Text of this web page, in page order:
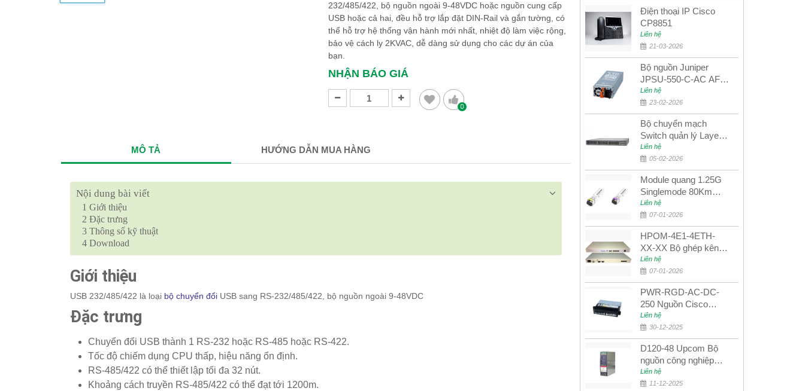
232/485/422, bộ nguồn ngoài 9-48VDC hoặc nguồn cung cấp
USB hoặc cả hai, đều hỗ trợ lắp đặt DIN-Rail và gắn tường, có
thể hỗ trợ hệ thống vận hành mới nhất, nhiệt độ làm việc rộng,
bảo vệ cách ly 2KVAC, dễ dàng sử dụng cho các dự án của
bạn.​​​​​​​
NHẬN BÁO GIÁ
0
MÔ TẢ HƯỚNG DẪN MUA HÀNG
Nội dung bài viết
1 Giới thiệu
2 Đặc trưng
3 Thông số kỹ thuật
4 Download
Giới thiệu
USB 232/485/422 là loại bộ chuyển đổi USB sang RS-232/485/422, bộ nguồn ngoài 9-48VDC
Đặc trưng
Chuyển đổi USB thành 1 RS-232 hoặc RS-485 hoặc RS-422.
Tốc độ chiếm dụng CPU thấp, hiệu năng ổn định.
RS-485/422 có thể thiết lập tối đa 32 nút.
Khoảng cách truyền RS-485/422 có thể đạt tới 1200m.
Điện thoại IP Cisco
CP8851
Liên hệ
21-03-2026
Bộ nguồn Juniper
JPSU-550-C-AC AFO
nguồn AC công suất
550W dùng cho dòng
switch Juniper
Networks EX4400
Liên hệ
23-02-2026
Bộ chuyển mạch
Switch quản lý Layer 3
Juniper QFX5100-48S
Liên hệ
05-02-2026
Module quang 1.25G
Singlemode 80Km
UPCOM MWS-12-45-
80AD/MWS-12-54-
80BD
Liên hệ
07-01-2026
HPOM-4E1-4ETH-
XX-XX Bộ ghép kênh
quang quản lý SDH
4E1+4ETH+RS232
Liên hệ
07-01-2026
PWR-RGD-AC-DC-
250 Nguồn Cisco
Industrial 250W
PoE/PoE+
Liên hệ
30-12-2025
D120-48 Upcom Bộ
nguồn công nghiệp
đầu ra đơn 120W
48VDC
Liên hệ
11-12-2025